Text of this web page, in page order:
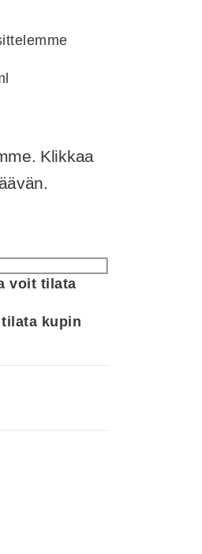
Klikkaa
voit tilata
kupin